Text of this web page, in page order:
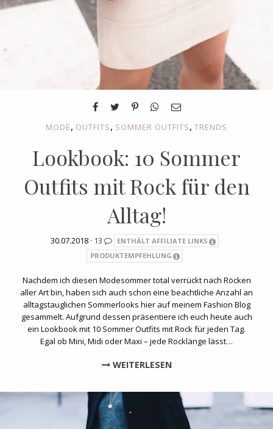
MODE, OUTFITS, SOMMER OUTFITS, TRENDS
Lookbook: 10 Sommer
Outfits mit Rock für den
Alltag!
30.07.2018 · 13
ENTHÄLT AFFILIATE LINKS
PRODUKTEMPFEHLUNG
Nachdem ich diesen Modesommer total verrückt nach Röcken
aller Art bin, haben sich auch schon eine beachtliche Anzahl an
alltagstauglichen Sommerlooks hier auf meinem Fashion Blog
gesammelt. Aufgrund dessen präsentiere ich euch heute auch
ein Lookbook mit 10 Sommer Outfits mit Rock für jeden Tag.
Egal ob Mini, Midi oder Maxi – jede Rocklänge lässt…
WEITERLESEN